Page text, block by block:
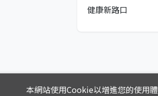
健康新路口
本網站使用Cookie以增進您的使用